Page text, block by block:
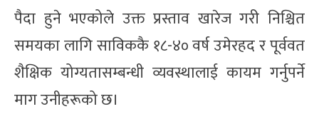
पैदा हुने भएकोले उक्त प्रस्ताव खारेज गरी निश्चित
समयका लागि साविककै १८-४० वर्ष उमेरहद र पूर्ववत
शैक्षिक योग्यतासम्बन्धी व्यवस्थालाई कायम गर्नुपर्ने
माग उनीहरूको छ।